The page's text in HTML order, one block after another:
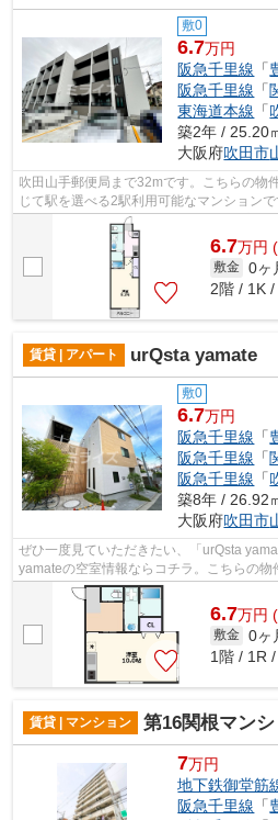
敷0
6.7万円
阪急千里線 「
阪急千里線 「
東海道本線 「
築2年 / 25.20
大阪府吹田市
吹田山手郵便局まで32mです。こちらの物
じて駅を選べる2駅利用可能なマンション
強い鉄骨造マンション。ミライズ吹田店...
6.7万円
敷金 0ヶ
2階 / 1K
賃貸 | アパート urQsta yamate
敷0
6.7万円
阪急千里線 「
阪急千里線 「
阪急千里線 「
築8年 / 26.92
大阪府吹田市
ぜひ一度見ていただきたい、「urQsta
yamateの空室情報ならコチラ。こちらの
なアクセスの良いアパートです。ミライズ...
6.7万円
敷金 0ヶ
1階 / 1R
賃貸 | マンション 第16関根マン
7万円
地下鉄御堂筋
阪急千里線 「